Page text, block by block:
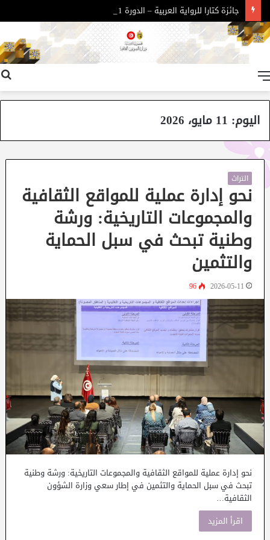
جائزة كتارا للرواية العربية – الدورة 11
اليوم: 11 مايو، 2026
التراث
نحو إدارة عملية للمواقع الثقافية
والمجموعات التاريخية: ورشة
وطنية تبحث في سبل الحماية
والتثمين
2026-05-11
96
نحو إدارة عملية للمواقع الثقافية والمجموعات التاريخية: ورشة وطنية
تبحث في سبل الحماية والتثمين في إطار سعي وزارة الشؤون
الثقافية…
اقرأ المزيد